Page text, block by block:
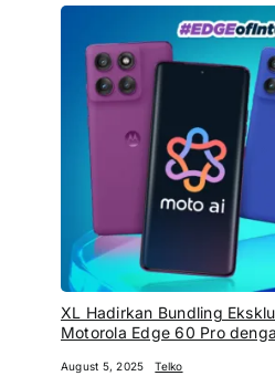
XL Hadirkan Bundling
Motorola Edge 60 Pro
August 5, 2025 Telko